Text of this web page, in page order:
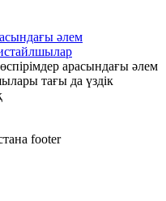
әлем
арасындағы әлем
тағы да үздік